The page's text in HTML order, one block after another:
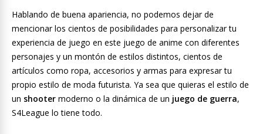
Hablando de buena apariencia, no podemos dejar de
mencionar los cientos de posibilidades para personalizar tu
experiencia de juego en este juego de anime con diferentes
personajes y un montón de estilos distintos, cientos de
artículos como ropa, accesorios y armas para expresar tu
propio estilo de moda futurista. Ya sea que quieras el estilo de
un shooter moderno o la dinámica de un juego de guerra,
S4League lo tiene todo.